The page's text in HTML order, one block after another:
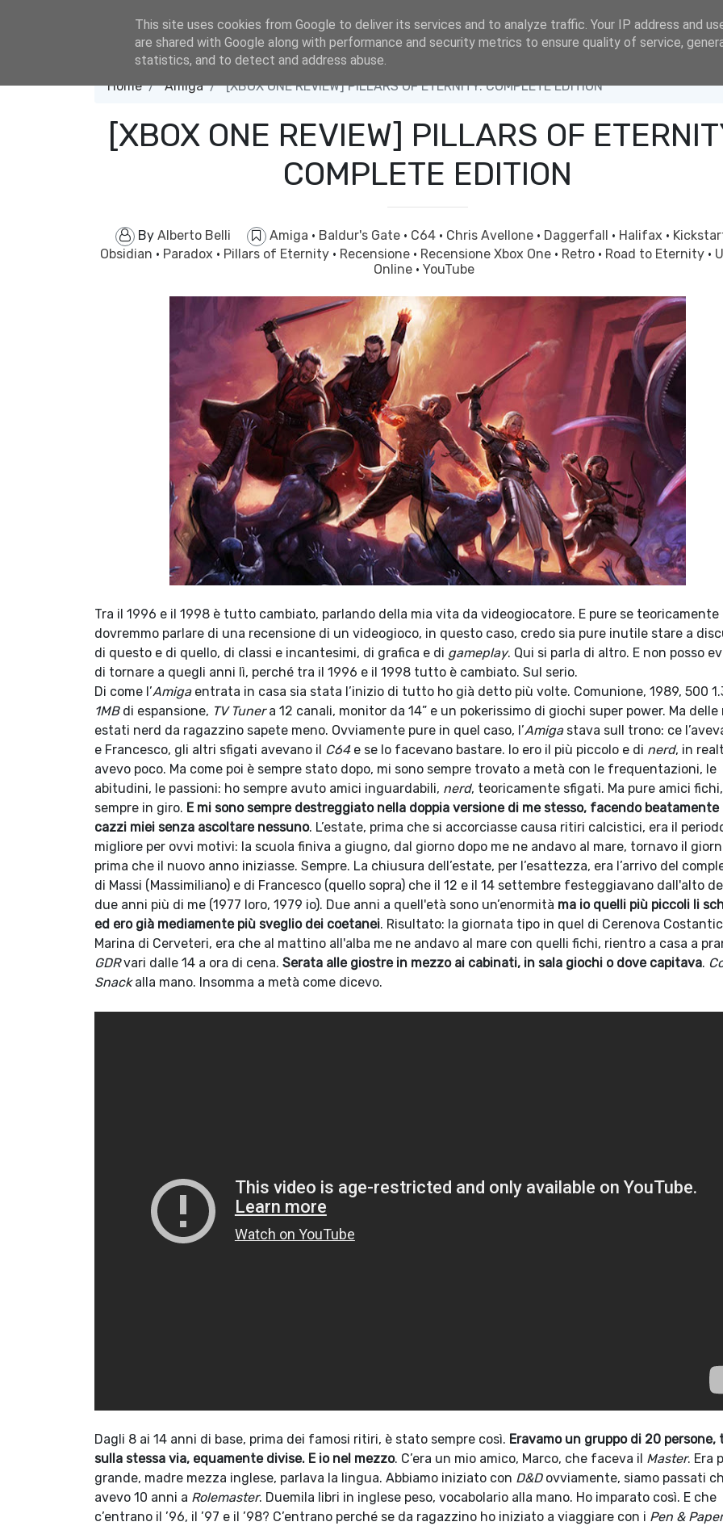
Home Amiga [XBOX ONE REVIEW] PILLARS OF ETERNITY: COMPLETE EDITION
[XBOX ONE REVIEW] PILLARS OF
COMPLETE EDITION
By Alberto Belli Amiga · Baldur's Gate · C64 · Chris Avellone · Daggerfall · Halifax ·
Obsidian · Paradox · Pillars of Eternity · Recensione · Recensione Xbox One · Retro · Road to Eternity ·
Online · YouTube
Tra il 1996 e il 1998 è tutto cambiato, parlando della mia vita da videogiocatore. E pure se teoricamente
dovremmo parlare di una recensione di un videogioco, in questo caso, credo sia pure inutile stare a
di questo e di quello, di classi e incantesimi, di grafica e di gameplay. Qui si parla di altro. E non posso
di tornare a quegli anni lì, perché tra il 1996 e il 1998 tutto è cambiato. Sul serio.
Di come l’Amigaentrata in casa sia stata l’inizio di tutto ho già detto più volte. Comunione, 1989, 500
1MBdi espansione, TV Tunera 12 canali, monitor da 14” e un pokerissimo di giochi super power. Ma delle
estati nerd da ragazzino sapete meno. Ovviamente pure in quel caso, l’Amiga stava sull trono: ce
e Francesco, gli altri sfigati avevano il C64e se lo facevano bastare. Io ero il più piccolo e di nerd, in
avevo poco. Ma come poi è sempre stato dopo, mi sono sempre trovato a metà con le frequentazioni, le
abitudini, le passioni: ho sempre avuto amici inguardabili, nerd, teoricamente sfigati. Ma pure amici fichi,
sempre in giro. E mi sono sempre destreggiato nella doppia versione di me stesso, facendo beatamente
cazzi miei senza ascoltare nessuno. L’estate, prima che si accorciasse causa ritiri calcistici, era il
migliore per ovvi motivi: la scuola finiva a giugno, dal giorno dopo me ne andavo al mare, tornavo il
prima che il nuovo anno iniziasse. Sempre. La chiusura dell’estate, per l’esattezza, era l’arrivo del
di Massi (Massimiliano) e di Francesco (quello sopra) che il 12 e il 14 settembre festeggiavano dall'alto
due anni più di me (1977 loro, 1979 io). Due anni a quell'età sono un’enormità ma io quelli più piccoli li
ed ero già mediamente più sveglio dei coetanei. Risultato: la giornata tipo in quel di Cerenova
Marina di Cerveteri, era che al mattino all'alba me ne andavo al mare con quelli fichi, rientro a casa a
GDRvari dalle 14 a ora di cena. Serata alle giostre in mezzo ai cabinati, in sala giochi o dove capitava.
Snackalla mano. Insomma a metà come dicevo.
Dagli 8 ai 14 anni di base, prima dei famosi ritiri, è stato sempre così. Eravamo un gruppo di 20
sulla stessa via, equamente divise. E io nel mezzo. C’era un mio amico, Marco, che faceva il Master. Era
grande, madre mezza inglese, parlava la lingua. Abbiamo iniziato con D&Dovviamente, siamo passati
avevo 10 anni a Rolemaster. Duemila libri in inglese peso, vocabolario alla mano. Ho imparato così. E che
c’entrano il ’96, il ’97 e il ’98? C’entrano perché se da ragazzino ho iniziato a viaggiare con i Pen & Paper
This site uses cookies from Google to deliver its services and to analyze traffic. Your IP address and
are shared with Google along with performance and security metrics to ensure quality of service,
statistics, and to detect and address abuse.